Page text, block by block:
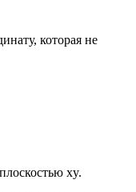
которая не
xy.